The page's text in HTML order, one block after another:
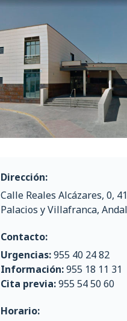
Dirección:
Calle Reales Alcázares, 0,
Palacios y Villafranca,
Contacto:
Urgencias:955 40 24 82
Información:955 18 11 31
Cita previa:955 54 50 60
Horario: